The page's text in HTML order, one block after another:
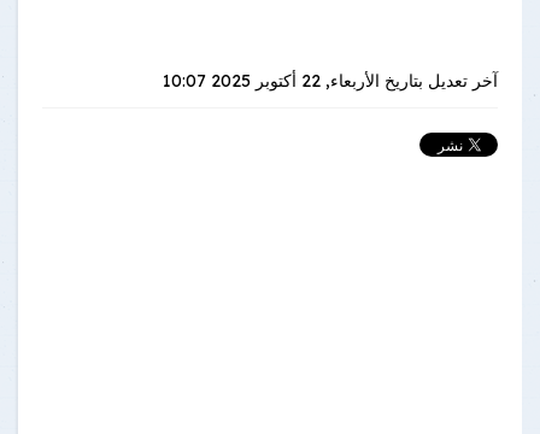
آخر تعديل بتاريخ الأربعاء, 22 أكتوبر 2025 10:07